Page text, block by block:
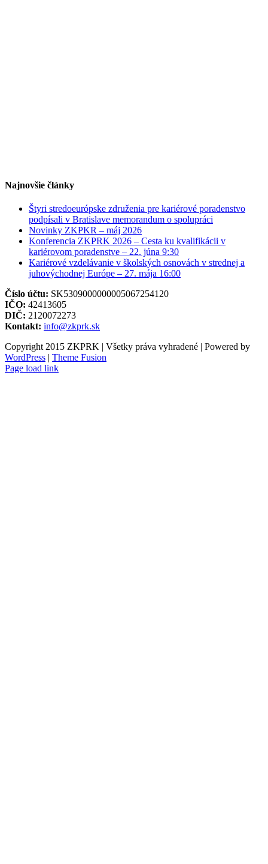
Najnovšie články
Štyri stredoeurópske združenia pre kariérové poradenstvo
podpísali v Bratislave memorandum o spolupráci
Novinky ZKPKR – máj 2026
Konferencia ZKPRK 2026 – Cesta ku kvalifikácii v
kariérovom poradenstve – 22. júna 9:30
Kariérové vzdelávanie v školských osnovách v strednej a
juhovýchodnej Európe – 27. mája 16:00
Číslo účtu: SK5309000000005067254120
IČO: 42413605
DIČ: 2120072273
Kontakt: info@zkprk.sk
Copyright 2015 ZKPRK | Všetky práva vyhradené | Powered by
WordPress | Theme Fusion
Page load link